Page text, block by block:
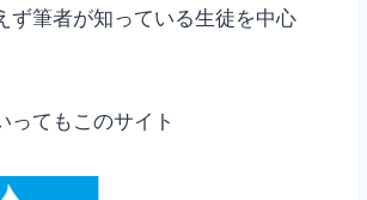
ず筆者が知っている生徒を中心
ってもこのサイト